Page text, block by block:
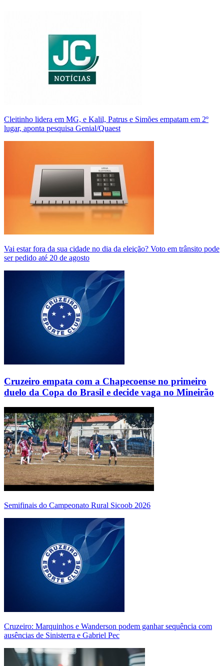
Cleitinho lidera em MG, e Kalil, Patrus e Simões empatam em 2º
lugar, aponta pesquisa Genial/Quaest
Vai estar fora da sua cidade no dia da eleição? Voto em trânsito pode
ser pedido até 20 de agosto
Cruzeiro empata com a Chapecoense no primeiro
duelo da Copa do Brasil e decide vaga no Mineirão
Semifinais do Campeonato Rural Sicoob 2026
Cruzeiro: Marquinhos e Wanderson podem ganhar sequência com
ausências de Sinisterra e Gabriel Pec